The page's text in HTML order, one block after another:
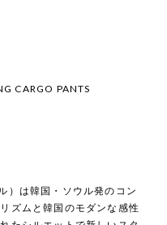
CARGO PANTS
）は韓国・ソウル発のコン
ズムと韓国のモダンな感性